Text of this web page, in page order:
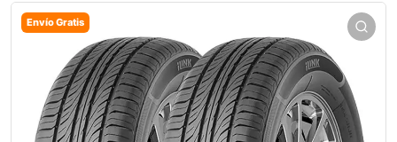
Envío Gratis